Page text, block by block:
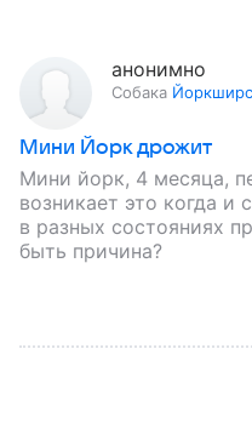
анонимно
Собака
Мини Йорк дрожит
Мини йорк, 4 месяца,
возникает это когда и
в разных состояниях
быть причина?